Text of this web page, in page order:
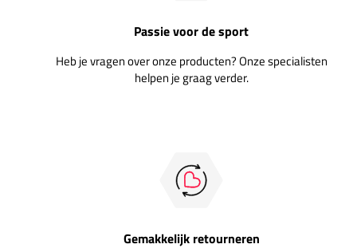
Passie voor de sport
Heb je vragen over onze producten? Onze specialisten
helpen je graag verder.
Gemakkelijk retourneren